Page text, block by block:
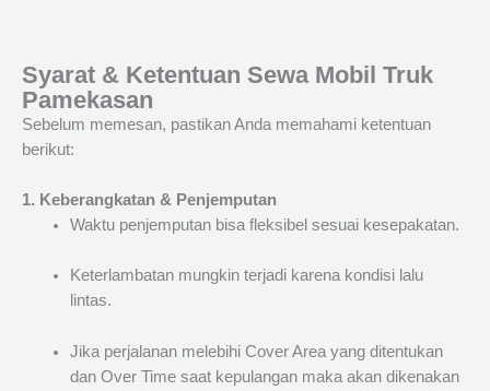
Syarat & Ketentuan Sewa Mobil Truk
Pamekasan
Sebelum memesan, pastikan Anda memahami ketentuan
berikut:
1. Keberangkatan & Penjemputan
Waktu penjemputan bisa fleksibel sesuai kesepakatan.
Keterlambatan mungkin terjadi karena kondisi lalu
lintas.
Jika perjalanan melebihi Cover Area yang ditentukan
dan Over Time saat kepulangan maka akan dikenakan